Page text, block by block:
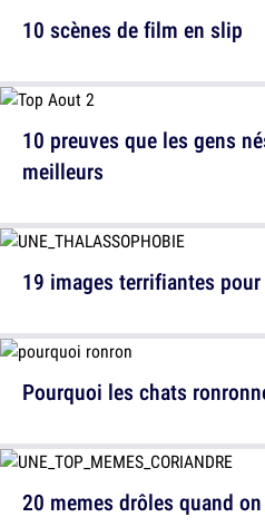
10 scènes de film en slip
19 images terrifiantes
20 memes drôles quand
10 preuves que les gens
meilleurs
Pourquoi les chats